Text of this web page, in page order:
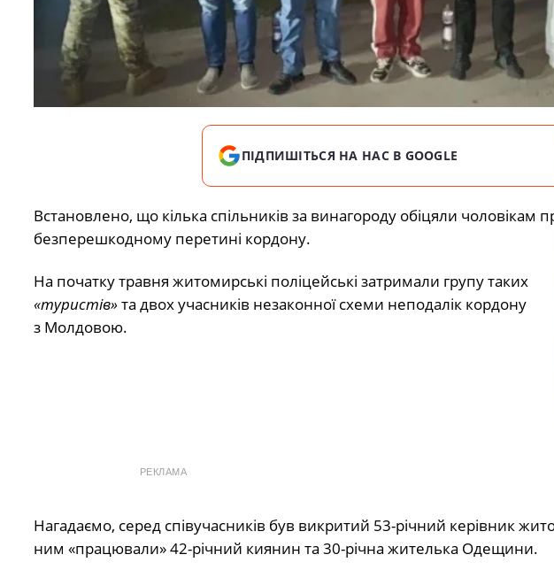
ПІДПИШІТЬСЯ НА НАС В GOOGLE
Встановлено, що кілька спільників за винагороду обіцяли чоловікам
безперешкодному перетині кордону.
На початку травня житомирські поліцейські затримали групу таких
«туристів»та двох учасників незаконної схеми неподалік кордону
з Молдовою.
РЕКЛАМА
Нагадаємо, серед співучасників був викритий 53-річний керівник
ним «працювали» 42-річний киянин та 30-річна жителька Одещини.